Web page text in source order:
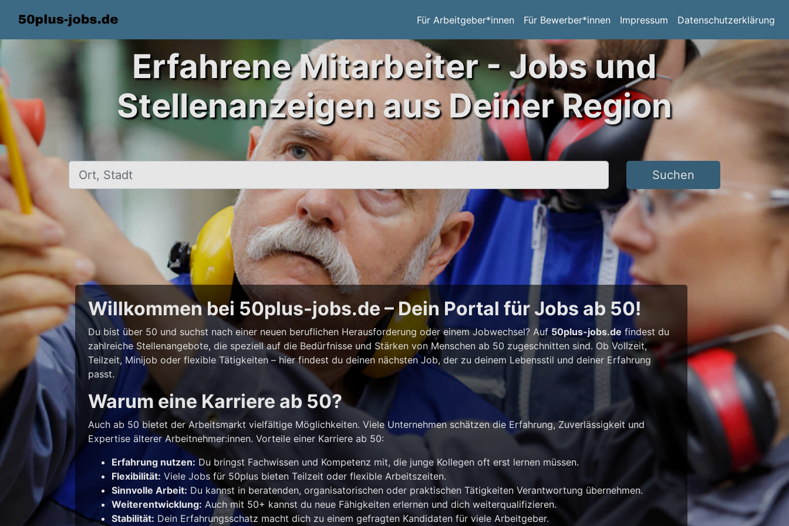
Für Arbeitgeber*innen Für Bewerber*innen Impressum Datenschutzerklärung
Erfahrene Mitarbeiter - Jobs und
Stellenanzeigen aus Deiner Region
Ort, Stadt Suchen
Willkommen bei 50plus-jobs.de – Dein Portal für Jobs ab 50!
Du bist über 50 und suchst nach einer neuen beruflichen Herausforderung oder einem Jobwechsel? Auf50plus-jobs.de findest du
zahlreiche Stellenangebote, die speziell auf die Bedürfnisse und Stärken von Menschen ab 50 zugeschnitten sind. Ob Vollzeit,
Teilzeit, Minijob oder flexible Tätigkeiten – hier findest du deinen nächsten Job, der zu deinem Lebensstil und deiner Erfahrung
passt.
Warum eine Karriere ab 50?
Auch ab 50 bietet der Arbeitsmarkt vielfältige Möglichkeiten. Viele Unternehmen schätzen die Erfahrung, Zuverlässigkeit und
Expertise älterer Arbeitnehmer:innen. Vorteile einer Karriere ab 50:
Erfahrung nutzen: Du bringst Fachwissen und Kompetenz mit, die junge Kollegen oft erst lernen müssen.
Flexibilität: Viele Jobs für 50plus bieten Teilzeit oder flexible Arbeitszeiten.
Sinnvolle Arbeit: Du kannst in beratenden, organisatorischen oder praktischen Tätigkeiten Verantwortung übernehmen.
Weiterentwicklung: Auch mit 50+ kannst du neue Fähigkeiten erlernen und dich weiterqualifizieren.
Stabilität: Dein Erfahrungsschatz macht dich zu einem gefragten Kandidaten für viele Arbeitgeber.